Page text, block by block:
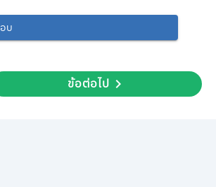
บ
ข้อต่อไป